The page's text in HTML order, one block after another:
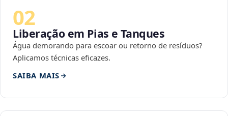
02
Liberação em Pias e Tanques
Água demorando para escoar ou retorno de resíduos?
Aplicamos técnicas eficazes.
SAIBA MAIS